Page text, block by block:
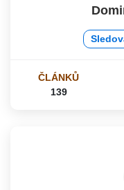
ČLÁNKŮ
139